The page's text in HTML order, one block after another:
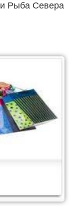
Рыба Севера